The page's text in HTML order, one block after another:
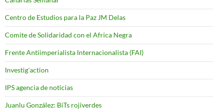
Centro de Estudios para la Paz JM Delas
Comite de Solidaridad con el Africa Negra
Frente Antiimperialista Internacionalista (FAI)
Investig'action
IPS agencia de noticias
Juanlu González: BiTs rojiverdes